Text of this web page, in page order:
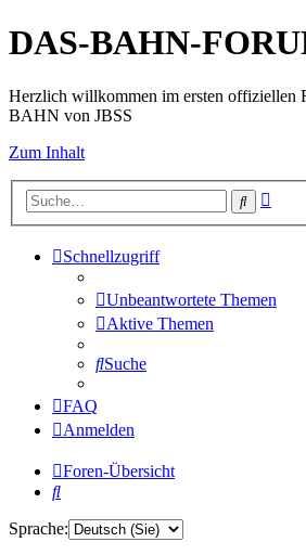
DAS-BAHN-
Herzlich willkommen im ersten offiziellen
BAHN von JBSS
Zum Inhalt
Suche
Schnellzugriff
Unbeantwortete Themen
Aktive Themen
Suche
FAQ
Anmelden
Foren-Übersicht
Suche
Sprache: